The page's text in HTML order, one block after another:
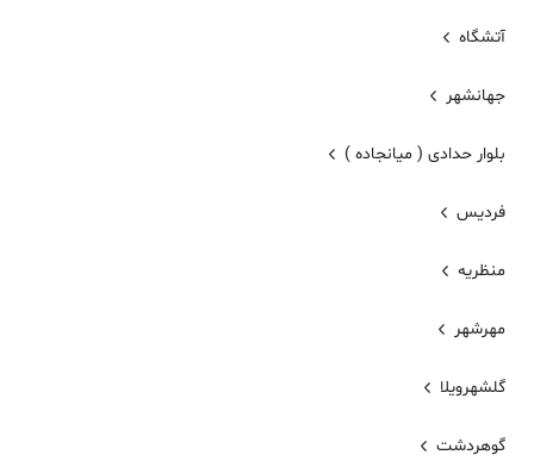
آتشگاه
جهانشهر
بلوار حدادی ( میانجاده )
فردیس
منظریه
مهرشهر
گلشهرویلا
گوهردشت